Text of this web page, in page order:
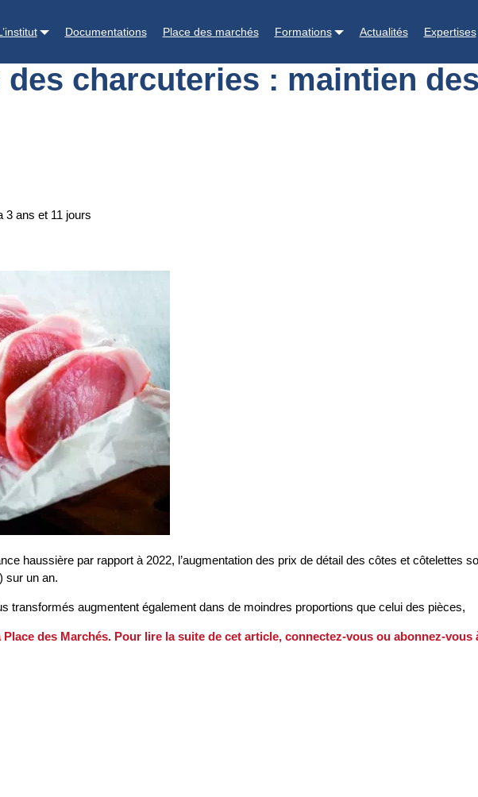
Documentations Place des marchés Formations Actualités Expertises
charcuteries : maintien
3 ans et 11 jours
haussière par rapport à 2022, l’augmentation des prix de détail des côtes et côtelettes
sur un an.
transformés augmentent également dans de moindres proportions que celui des pièces,
des Marchés. Pour lire la suite de cet article, connectez-vous ou abonnez-vous